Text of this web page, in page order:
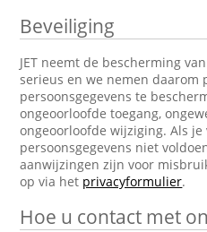
Beveiliging
JET neemt de bescherming
serieus en we nemen daarom
persoonsgegevens te
ongeoorloofde toegang,
ongeoorloofde wijziging. Als
persoonsgegevens niet
aanwijzingen zijn voor
op via het privacyformulier.
Hoe u contact met